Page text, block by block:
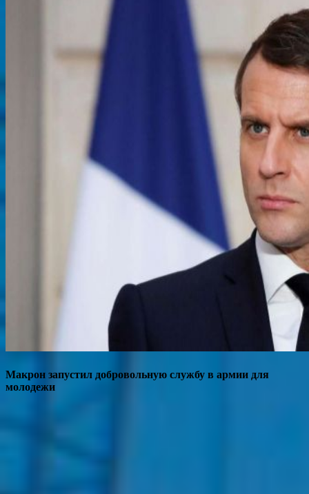
Макрон запустил добровольную службу в армии для
молодежи